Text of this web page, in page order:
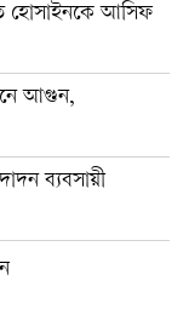
হোসাইনকে আসিফ
আগুন,
ব্যবসায়ী